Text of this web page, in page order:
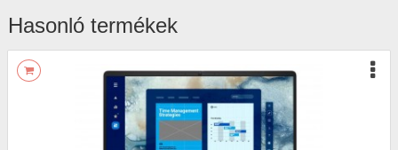
Hasonló termékek